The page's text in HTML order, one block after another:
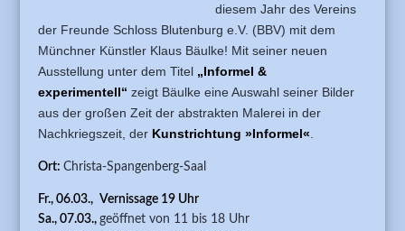
diesem Jahr desVereins
der Freunde Schloss Blutenburg e.V. (BBV) mit dem
Münchner Künstler Klaus Bäulke! Mit seiner neuen
Ausstellung unter dem Titel „Informel &
experimentell“ zeigt Bäulke eine Auswahl seiner Bilder
aus der großen Zeit der abstrakten Malerei in der
Nachkriegszeit, der Kunstrichtung »Informel«
Ort:Christa-Spangenberg-Saal
Fr., 06.03., Vernissage 19 Uhr
Sa., 07.03.,geöffnet von 11 bis 18 Uhr